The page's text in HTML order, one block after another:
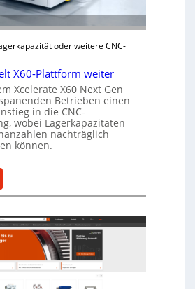
a
oder weitere CNC-
X60-Plattform weiter
Xcelerate X60 Next Gen
Betrieben einen
in die CNC-
wobei Lagerkapazitäten
nachträglich
können.